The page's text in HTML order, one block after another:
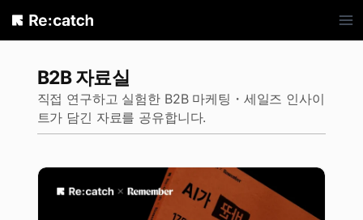
Skip
B2B 자료실
직접 연구하고 실험한 B2B 마케팅・세일즈 인사이
트가 담긴 자료를 공유합니다.